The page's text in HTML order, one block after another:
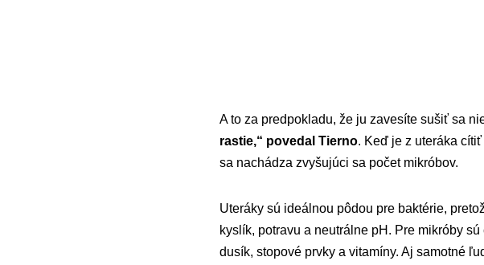
A to za predpokladu, že ju zavesíte sušiť sa
rastie,“ povedal Tierno. Keď je z uteráka
sa nachádza zvyšujúci sa počet mikróbov.
Uteráky sú ideálnou pôdou pre baktérie,
kyslík, potravu a neutrálne pH. Pre mikróby
dusík, stopové prvky a vitamíny. Aj samotné